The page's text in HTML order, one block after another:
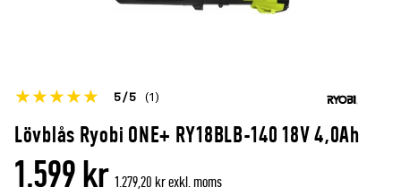
Lövblås Ryobi ONE+ RY18BLB-140 18V 4,0Ah
Betyget
denna
5 5 (1)
Öppna
recensioner
1.599 kr 1.279,20 kr exkl. moms